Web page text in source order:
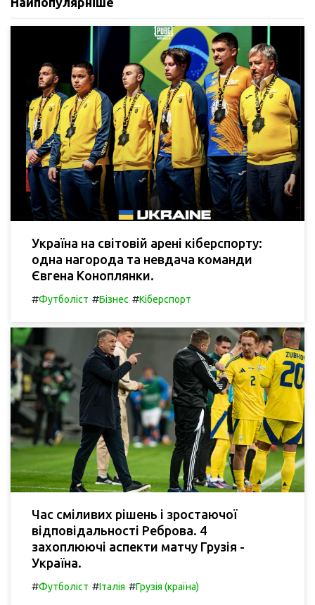
Україна на світовій арені кіберспорту:
одна нагорода та невдача команди
Євгена Коноплянки.
#Футболіст #Бізнес #Кіберспорт
Час сміливих рішень і зростаючої
відповідальності Реброва. 4
захоплюючі аспекти матчу Грузія -
Україна.
#Футболіст #Італія #Грузія (країна)